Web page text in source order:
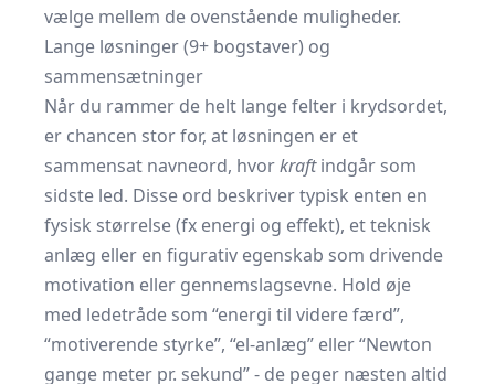
vælge mellem de ovenstående muligheder.
Lange løsninger (9+ bogstaver) og
sammensætninger
Når du rammer de helt lange felter i krydsordet,
er chancen stor for, at løsningen er et
sammensat navneord, hvorkraftindgår som
sidste led. Disse ord beskriver typisk enten en
fysisk størrelse (fx energi og effekt), et teknisk
anlæg eller en figurativ egenskab som drivende
motivation eller gennemslags­evne. Hold øje
med ledetråde som “energi til videre færd”,
“motiverende styrke”, “el-anlæg” eller “Newton
gange meter pr. sekund” - de peger næsten altid